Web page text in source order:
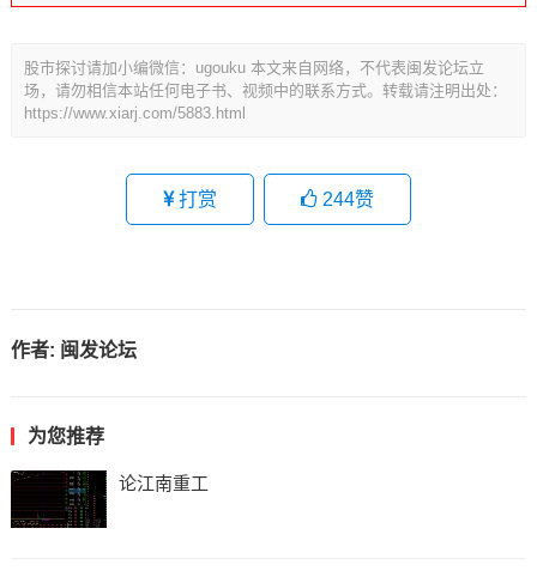
股市探讨请加小编微信：ugouku 本文来自网络，不代表闽发论坛立
场，请勿相信本站任何电子书、视频中的联系方式。转载请注明出处：
https://www.xiarj.com/5883.html
打赏 244赞
作者: 闽发论坛
为您推荐
论江南重工